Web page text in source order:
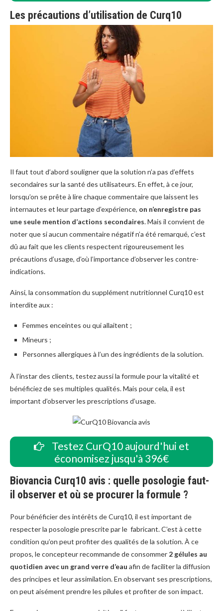
Les précautions d’utilisation de Curq10
Il faut tout d’abord souligner que la solution n’a pas d’effets
secondaires sur la santé des utilisateurs. En effet, à ce jour,
lorsqu’on se prête à lire chaque commentaire que laissent les
internautes et leur partage d’expérience, on n’enregistre pas
une seule mention d’actions secondaires. Mais il convient de
noter que si aucun commentaire négatif n’a été remarqué, c’est
dû au fait que les clients respectent rigoureusement les
précautions d’usage, d’où l’importance d’observer les contre-
indications.
Ainsi, la consommation du supplément nutritionnel Curq10 est
interdite aux :
Femmes enceintes ou qui allaitent ;
Mineurs ;
Personnes allergiques à l’un des ingrédients de la solution.
À l’instar des clients, testez aussi la formule pour la vitalité et
bénéficiez de ses multiples qualités. Mais pour cela, il est
important d’observer les prescriptions d’usage.
Testez CurQ10 aujourd'hui et
économisez jusqu'à 396€
Biovancia Curq10 avis : quelle posologie faut-
il observer et où se procurer la formule ?
Pour bénéficier des intérêts de Curq10, il est important de
respecter la posologie prescrite par le fabricant. C’est à cette
condition qu’on peut profiter des qualités de la solution. À ce
propos, le concepteur recommande de consommer 2 gélules au
quotidien avec un grand verre d’eau afin de faciliter la diffusion
des principes et leur assimilation. En observant ses prescriptions,
on peut aisément prendre les pilules et profiter de son impact.